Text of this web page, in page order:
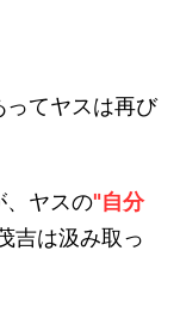
てヤスは再び
、ヤスの"自分
吉は汲み取っ